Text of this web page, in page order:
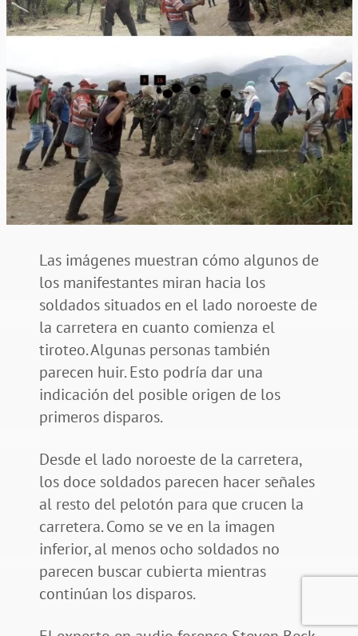
Las imágenes muestran cómo algunos de
los manifestantes miran hacia los
soldados situados en el lado noroeste de
la carretera en cuanto comienza el
tiroteo. Algunas personas también
parecen huir. Esto podría dar una
indicación del posible origen de los
primeros disparos.
Desde el lado noroeste de la carretera,
los doce soldados parecen hacer señales
al resto del pelotón para que crucen la
carretera. Como se ve en la imagen
inferior, al menos ocho soldados no
parecen buscar cubierta mientras
continúan los disparos.